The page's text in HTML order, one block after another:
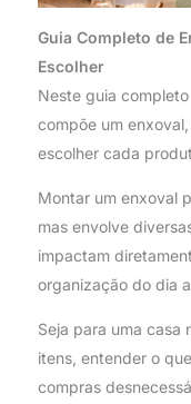
Guia Completo de
Escolher
Neste guia
compõe um
escolher cada
Montar um enxoval
mas envolve
impactam
organização do dia
Seja para uma casa
itens, entender o
compras